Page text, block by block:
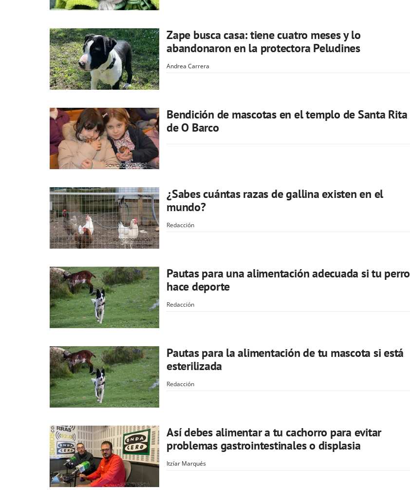
Zape busca casa: tiene cuatro meses y lo
abandonaron en la protectora Peludines
Andrea Carrera
Bendición de mascotas en el templo de Santa Rita
de O Barco
¿Sabes cuántas razas de gallina existen en el
mundo?
Redacción
Pautas para una alimentación adecuada si tu perro
hace deporte
Redacción
Pautas para la alimentación de tu mascota si está
esterilizada
Redacción
Así debes alimentar a tu cachorro para evitar
problemas gastrointestinales o displasia
Itzíar Marqués